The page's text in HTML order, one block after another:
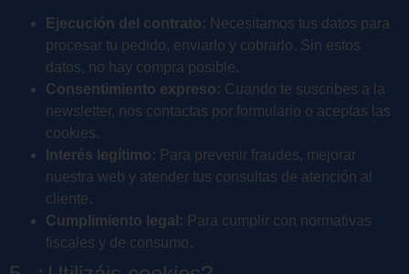
Ejecución del contrato: Necesitamos tus datos para
procesar tu pedido, enviarlo y cobrarlo. Sin estos
datos, no hay compra posible.
Consentimiento expreso: Cuando te suscribes a la
newsletter, nos contactas por formulario o aceptas las
cookies.
Interés legítimo: Para prevenir fraudes, mejorar
nuestra web y atender tus consultas de atención al
cliente.
Cumplimiento legal: Para cumplir con normativas
fiscales y de consumo.